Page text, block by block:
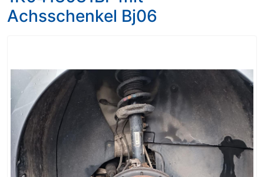
Achsschenkel Bj06